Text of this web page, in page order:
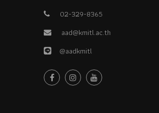
02-329-8365
aad@kmitl.ac.th
@aadkmitl